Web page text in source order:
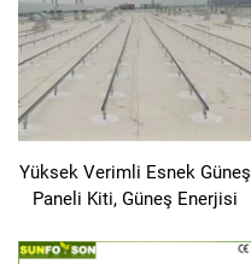
Yüksek Verimli Esnek Güneş
Paneli Kiti, Güneş Enerjisi
Modül Kullanımı